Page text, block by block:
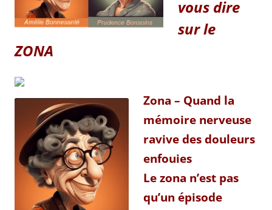
vous dire
sur le
ZONA
Zona – Quand la
mémoire nerveuse
ravive des douleurs
enfouies
Le zona n’est pas
qu’un épisode